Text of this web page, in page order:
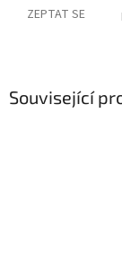
ZEPTAT SE
Související